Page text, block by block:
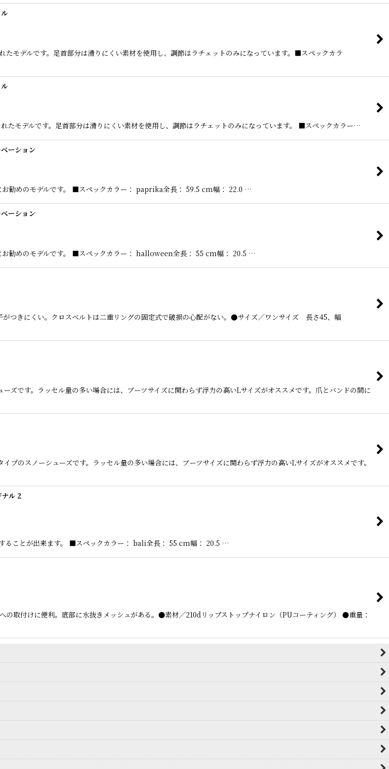
モデルです。足首部分は滑りにくい素材を使用し、調節はラチェットのみになっています。■スペックカラ
モデルです。足首部分は滑りにくい素材を使用し、調節はラチェットのみになっています。 ■スペックカラー…
ーション
お勧めのモデルです。 ■スペックカラー： paprika全長： 59.5 cm幅： 22.0 …
ーション
お勧めのモデルです。 ■スペックカラー： halloween全長： 55 cm幅： 20.5 …
つきにくい。クロスベルトは二重リングの固定式で破損の心配がない。●サイズ／ワンサイズ 長さ45、幅
ズです。ラッセル量の多い場合には、ブーツサイズに関わらず浮力の高いLサイズがオススメです。爪とバンドの間に
のスノーシューズです。ラッセル量の多い場合には、ブーツサイズに関わらず浮力の高いLサイズがオススメです。
ル 2
ることが出来ます。 ■スペックカラー： bali全長： 55 cm幅： 20.5 …
の取付けに便利。底部に水抜きメッシュがある。●素材／210dリップストップナイロン（PUコーティング） ●重量：